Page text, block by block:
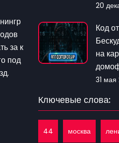
за к
под
20
Код
на
31
Ключевые слова:
44 москва